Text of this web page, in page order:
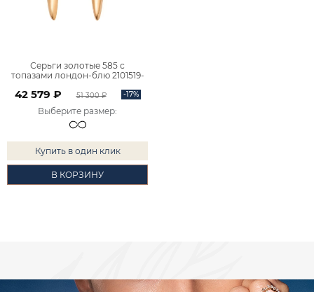
Серьги золотые 585 с
топазами лондон-блю 2101519-
42 579 ₽ 51 300 ₽ -17%
Выберите размер:
Купить в один клик
В КОРЗИНУ